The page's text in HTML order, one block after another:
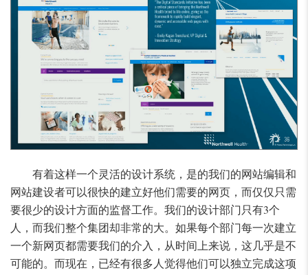
有着这样一个灵活的设计系统，是的我们的网站编辑和
网站建设者可以很快的建立好他们需要的网页，而仅仅只需
要很少的设计方面的监督工作。我们的设计部门只有3个
人，而我们整个集团却非常的大。如果每个部门每一次建立
一个新网页都需要我们的介入，从时间上来说，这几乎是不
可能的。而现在，已经有很多人觉得他们可以独立完成这项